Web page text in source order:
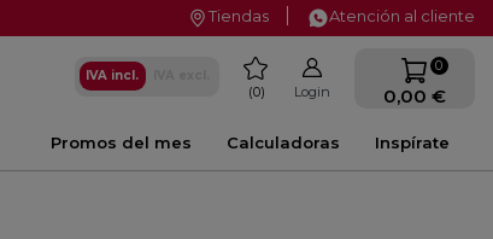
Tiendas Atención al cliente
IVA incl. favorite
0 Login
0
0,00 €
Inspírate
Calculadoras
Promos del mes